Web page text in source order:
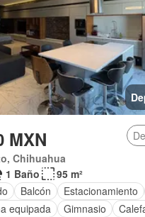
MXN
Chihuahua
1 Baño
95 m²
Balcón Estacionamiento
equipada Gimnasio